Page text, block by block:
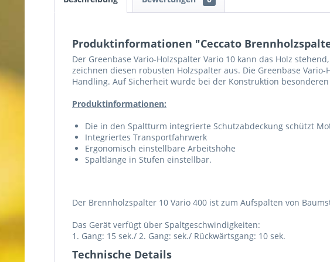
Produktinformationen "Ceccato
Der Greenbase Vario-Holzspalter Vario 10 kann das Holz
zeichnen diesen robusten Holzspalter aus. Die Greenbase
Handling. Auf Sicherheit wurde bei der Konstruktion
Produktinformationen:
Die in den Spaltturm integrierte Schutzabdeckung schützt
Integriertes Transportfahrwerk
Ergonomisch einstellbare Arbeitshöhe
Spaltlänge in Stufen einstellbar.
Der Brennholzspalter 10 Vario 400 ist zum Aufspalten von
Das Gerät verfügt über Spaltgeschwindigkeiten:
1. Gang: 15 sek./ 2. Gang: sek./ Rückwärtsgang: 10 sek.
Technische Details